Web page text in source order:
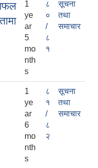
1
ye
ar
5
mo
nth
s
८
०
/
८
१
सूचना
तथा
समाचार
1
ye
ar
6
mo
nth
s
८
१
/
८
२
सूचना
तथा
समाचार